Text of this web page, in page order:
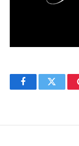
FacebookTwitter